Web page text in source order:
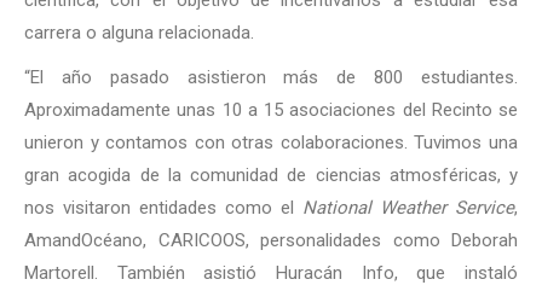
carrera o alguna relacionada.
“El año pasado asistieron más de 800 estudiantes.
Aproximadamente unas 10 a 15 asociaciones del Recinto se
unieron y contamos con otras colaboraciones. Tuvimos una
gran acogida de la comunidad de ciencias atmosféricas, y
nos visitaron entidades como el National Weather Service,
AmandOcéano, CARICOOS, personalidades como Deborah
Martorell. También asistió Huracán Info, que instaló